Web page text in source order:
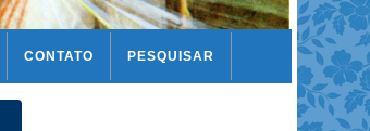
CONTATO PESQUISAR